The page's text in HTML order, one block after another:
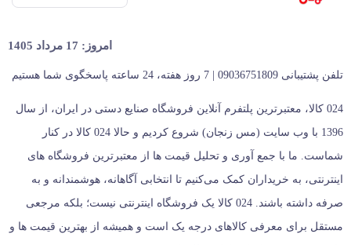
امروز: 17 مرداد 1405
تلفن پشتیبانی 09036751809 | 7 روز هفته، 24 ساعته پاسخگوی شما هستیم
024 کالا، معتبرترین پلتفرم آنلاین فروشگاه صنایع دستی در ایران، از سال
1396 با وب سایت (مس زنجان) شروع کردیم و حالا 024 کالا در کنار
شماست. ما با جمع‌ آوری و تحلیل قیمت‌ ها از معتبرترین فروشگاه‌ های
اینترنتی، به خریداران کمک می‌کنیم تا انتخابی آگاهانه، هوشمندانه و به‌
صرفه داشته باشند. 024 کالا یک فروشگاه اینترنتی نیست؛ بلکه مرجعی
مستقل برای معرفی کالاهای درجه یک است و همیشه از بهترین قیمت‌ ها و